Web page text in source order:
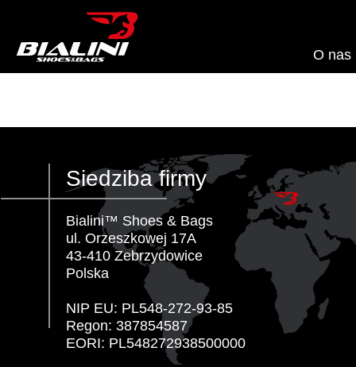
Bialini™ Shoes & Bags
ul. Orzeszkowej 17A
43-410 Zebrzydowice
Polska
NIP EU: PL548-272-93-85
Regon: 387854587
EORI: PL548272938500000
Siedziba firmy
O nas